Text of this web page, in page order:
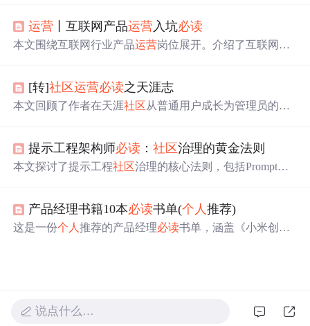
具备的流程化、杠杆化、精细化和生态化思维。同时提到
了《人人都是产品经理》2.0对于运营人员的价值，并推荐
运营 丨互联网产品运营 入坑必读
本文围绕互联网行业产品运营岗位展开。介绍了互联网行
注意点，如区分互联网与非互联网公司、不同行业要求差
异等，最后分析了该岗位发展前景。
[转]社区运营必读之天涯志
本文回顾了作者在天涯社区从普通用户成长为管理员的经
提示工程架构师必读 ：社区治理的黄金法则
本文探讨了提示工程社区治理的核心法则，包括Prompt的
辅助治理等内容。通过理论推导与实践案例相结合，为提
示工程架构师提供了从社区治理到生态共生的完整方法
产品经理书籍10本必读书单(个人推荐)
这是一份个人推荐的产品经理必读书单，涵盖《小米创业
说点什么…